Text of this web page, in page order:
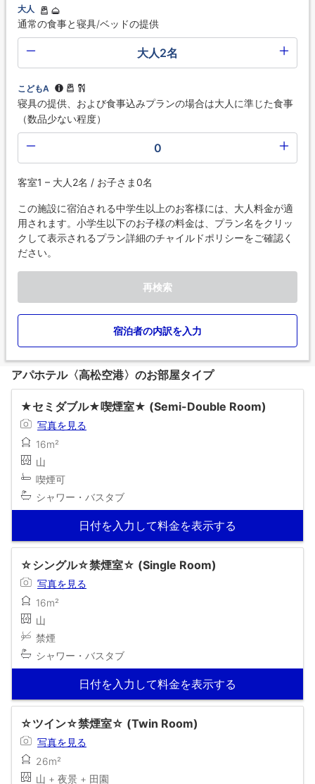
大人
通常の食事と寝具/ベッドの提供
大人2名
こどもA
寝具の提供、および食事込みプランの場合は大人に準じた食事
（数品少ない程度）
0
客室1 – 大人2名 / お子さま0名
この施設に宿泊される中学生以上のお客様には、大人料金が適
用されます。小学生以下のお子様の料金は、プラン名をクリッ
クして表示されるプラン詳細のチャイルドポリシーをご確認く
ださい。
再検索
宿泊者の内訳を入力
アパホテル〈高松空港〉のお部屋タイプ
★セミダブル★喫煙室★ (Semi-Double Room)
写真を見る
16m²
山
喫煙可
シャワー・バスタブ
日付を入力して料金を表示する
☆シングル☆禁煙室☆ (Single Room)
写真を見る
16m²
山
禁煙
シャワー・バスタブ
日付を入力して料金を表示する
☆ツイン☆禁煙室☆ (Twin Room)
写真を見る
26m²
山 + 夜景 + 田園